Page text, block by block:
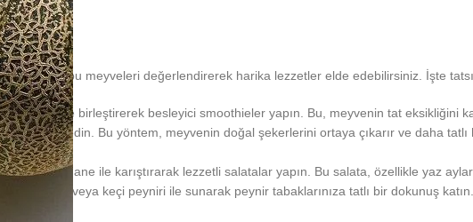
yaratsa da, bu meyveleri değerlendirerek harika lezzetler elde edebilirsiniz. İşte
birleştirerek besleyici smoothieler yapın. Bu, meyvenin tat eksikliğini
marine edin. Bu yöntem, meyvenin doğal şekerlerini ortaya çıkarır ve daha
ve taze nane ile karıştırarak lezzetli salatalar yapın. Bu salata, özellikle yaz
cheddar veya keçi peyniri ile sunarak peynir tabaklarınıza tatlı bir dokunuş